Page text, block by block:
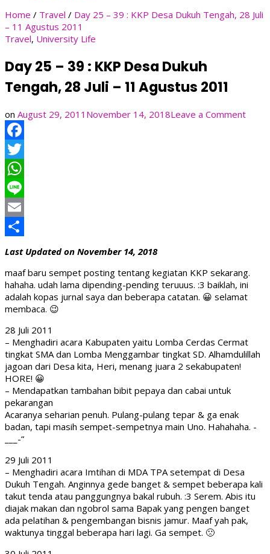
Home / Travel / Day 25 – 39 : KKP Desa Dukuh Tengah, 28 Juli
– 11 Agustus 2011
Travel, University Life
Day 25 – 39 : KKP Desa Dukuh
Tengah, 28 Juli – 11 Agustus 2011
on August 29, 2011 November 14, 2018Leave a Commenton
11
2011
Facebook
Twitter
WhatsApp
Line
Email
Share
Last Updated on November 14, 2018
maaf baru sempet posting tentang kegiatan KKP sekarang.
hahaha. udah lama dipending-pending teruuus. :3 baiklah, ini
adalah kopas jurnal saya dan beberapa catatan. 😀 selamat
membaca. 😉
28 Juli 2011
– Menghadiri acara Kabupaten yaitu Lomba Cerdas Cermat
tingkat SMA dan Lomba Menggambar tingkat SD. Alhamdulillah
jagoan dari Desa kita, Heri, menang juara 2 sekabupaten!
HORE! 😀
– Mendapatkan tambahan bibit pepaya dan cabai untuk
pekarangan
Acaranya seharian penuh. Pulang-pulang tepar & ga enak
badan, tapi masih sempet-sempetnya main Uno. Hahahaha. -
___-“
29 Juli 2011
– Menghadiri acara Imtihan di MDA TPA setempat di Desa
Dukuh Tengah. Anginnya gede banget & sempet beberapa kali
takut tenda atau panggungnya bakal rubuh. :3 Serem. Abis itu
diajak makan dan ngobrol sama Bapak yang pengen banget
ada pelatihan & pengembangan bisnis jamur. Maaf yah pak,
waktunya tinggal beberapa hari lagi. Ga sempet. 🙁